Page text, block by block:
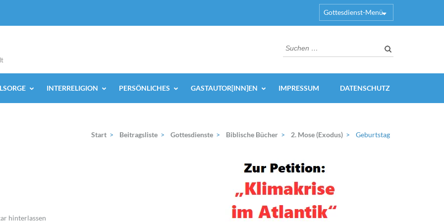
Gottesdienst-Menü
Suchen
nach:
INTERRELIGION PERSÖNLICHES GASTAUTOR[INN]EN IMPRESSUM DATENSCHUTZ
Start > Beitragsliste > Gottesdienste > Biblische Bücher > 2. Mose (Exodus) > Geburtstag
hinterlassen